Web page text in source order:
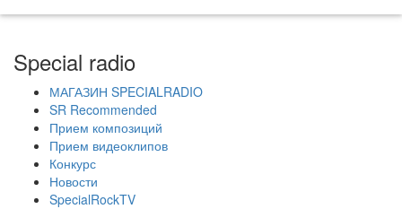
Special radio
МАГАЗИН SPECIALRADIO
SR Recommended
Прием композиций
Прием видеоклипов
Конкурс
Новости
SpecialRockTV